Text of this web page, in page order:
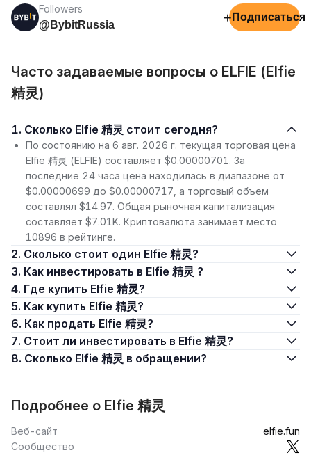
Followers
@BybitRussia
+ Подписаться
Часто задаваемые вопросы о ELFIE (Elfie
精灵)
1. Сколько Elfie 精灵 стоит сегодня?
По состоянию на 6 авг. 2026 г. текущая торговая цена
Elfie 精灵 (ELFIE) составляет $0.00000701. За
последние 24 часа цена находилась в диапазоне от
$0.00000699 до $0.00000717, а торговый объем
составлял $14.97. Общая рыночная капитализация
составляет $7.01K. Криптовалюта занимает место
10896 в рейтинге.
2. Сколько стоит один Elfie 精灵?
3. Как инвестировать в Elfie 精灵 ?
4. Где купить Elfie 精灵?
5. Как купить Elfie 精灵?
6. Как продать Elfie 精灵?
7. Стоит ли инвестировать в Elfie 精灵?
8. Сколько Elfie 精灵 в обращении?
Подробнее о Elfie 精灵
Веб-сайт
elfie.fun
Сообщество